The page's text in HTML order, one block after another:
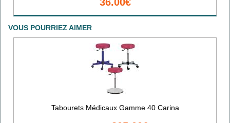
VOUS POURRIEZ AIMER
Tabourets Médicaux Gamme 40 Carina